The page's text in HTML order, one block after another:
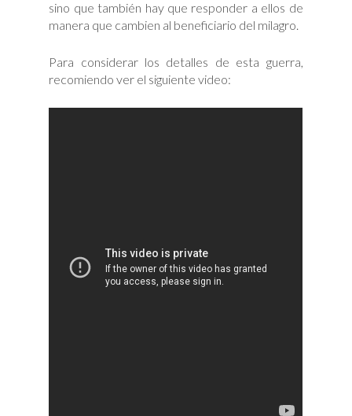
sino que también hay que responder a ellos de
manera que cambien al beneficiario del milagro.
Para considerar los detalles de esta guerra,
recomiendo ver el siguiente video: